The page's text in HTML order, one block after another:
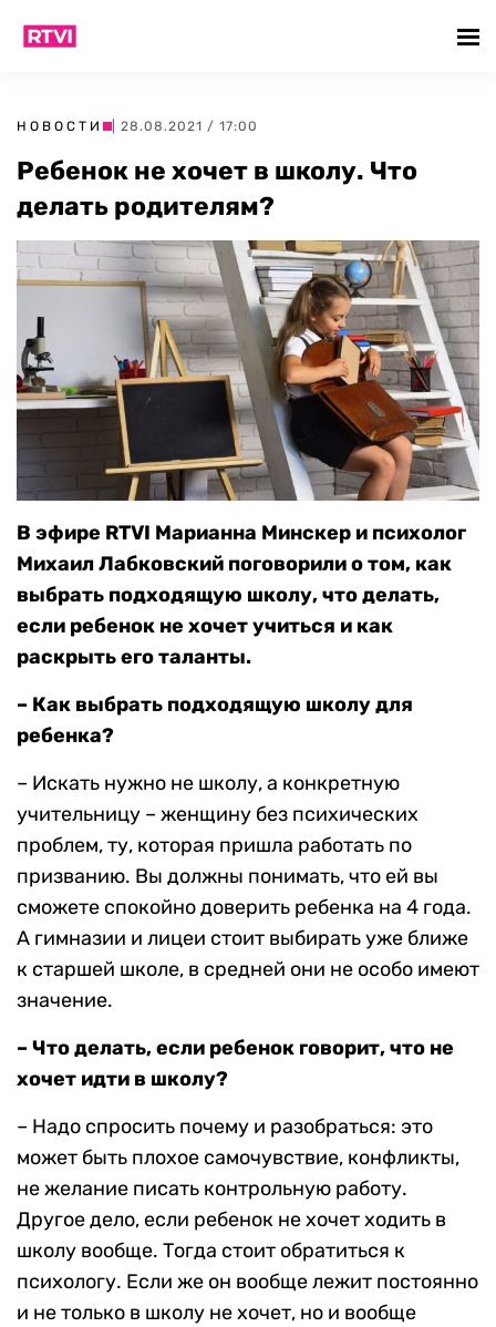
НОВОСТИ | 28.08.2021 / 17:00
Ребенок не хочет в школу. Что
делать родителям?
В эфире RTVI Марианна Минскер и психолог
Михаил Лабковский поговорили о том, как
выбрать подходящую школу, что делать,
если ребенок не хочет учиться и как
раскрыть его таланты.
– Как выбрать подходящую школу для
ребенка?
– Искать нужно не школу, а конкретную
учительницу – женщину без психических
проблем, ту, которая пришла работать по
призванию. Вы должны понимать, что ей вы
сможете спокойно доверить ребенка на 4 года.
А гимназии и лицеи стоит выбирать уже ближе
к старшей школе, в средней они не особо имеют
значение.
– Что делать, если ребенок говорит, что не
хочет идти в школу?
– Надо спросить почему и разобраться: это
может быть плохое самочувствие, конфликты,
не желание писать контрольную работу.
Другое дело, если ребенок не хочет ходить в
школу вообще. Тогда стоит обратиться к
психологу. Если же он вообще лежит постоянно
и не только в школу не хочет, но и вообще